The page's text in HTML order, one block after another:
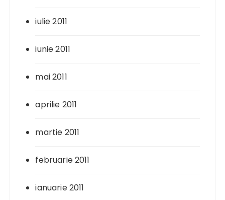
iulie 2011
iunie 2011
mai 2011
aprilie 2011
martie 2011
februarie 2011
ianuarie 2011